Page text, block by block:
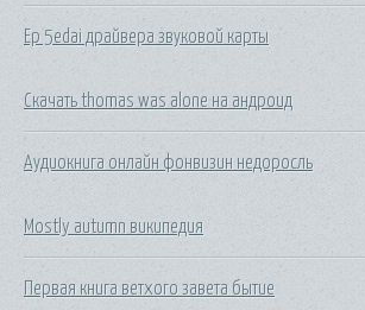
Ep 5edai драйвера звуковой карты
Скачать thomas was alone на андроид
Аудиокнига онлайн фонвизин недоросль
Mostly autumn википедия
Первая книга ветхого завета бытие